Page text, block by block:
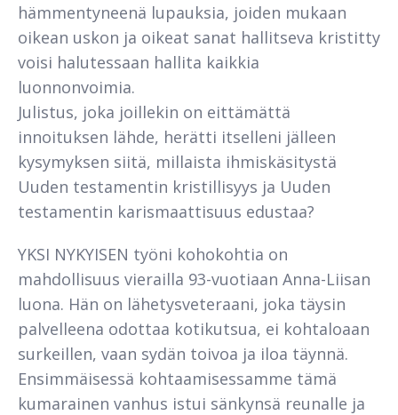
hämmentyneenä lupauksia, joiden mukaan
oikean uskon ja oikeat sanat hallitseva kristitty
voisi halutessaan hallita kaikkia
luonnonvoimia.
Julistus, joka joillekin on eittämättä
innoituksen lähde, he­rätti itselleni jälleen
kysymyksen siitä, millaista ihmiskäsitystä
Uuden testamentin kristillisyys ja Uuden
testamentin karis­maattisuus edustaa?
YKSI NYKYISEN työni kohokohtia on
mahdollisuus vierailla 93-vuotiaan Anna-Liisan
luona. Hän on lähetysveteraani, joka täysin
palvelleena odottaa kotikutsua, ei kohtaloaan
surkeillen, vaan sydän toivoa ja iloa täynnä.
Ensimmäisessä kohtaamisessamme tämä
kumarainen van­hus istui sänkynsä reunalle ja